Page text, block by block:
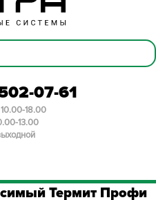
07-61
18.00
13.00
Термит Профи